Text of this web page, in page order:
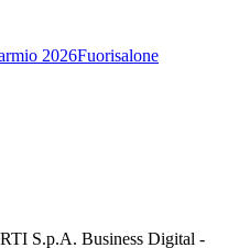
2026Fuorisalone
RTI S.p.A. Business Digital -